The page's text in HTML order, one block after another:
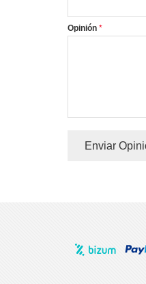
Opinión
Enviar